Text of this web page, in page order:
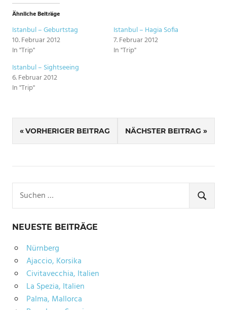
Ähnliche Beiträge
Istanbul – Geburtstag
10. Februar 2012
In "Trip"
Istanbul – Hagia Sofia
7. Februar 2012
In "Trip"
Istanbul – Sightseeing
6. Februar 2012
In "Trip"
SCHLAGWÖRTER
ISTANBUL
Beitragsnavigation
VORHERIGER BEITRAG NÄCHSTER BEITRAG
nach:
SUCHEN
NEUESTE BEITRÄGE
Nürnberg
Ajaccio, Korsika
Civitavecchia, Italien
La Spezia, Italien
Palma, Mallorca